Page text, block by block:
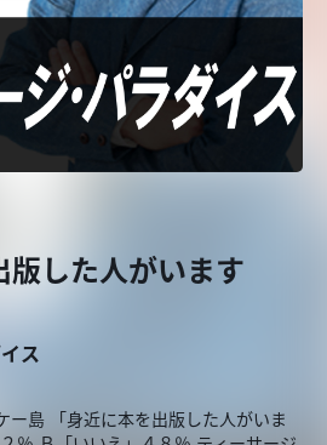
版した人がいます
ス
ー島 「身近に本を出版した人がいま